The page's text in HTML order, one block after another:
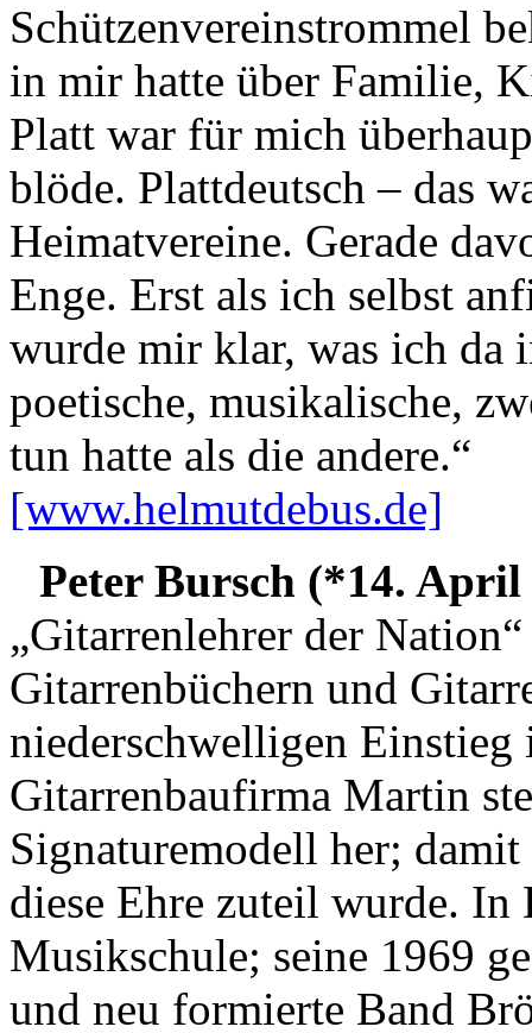
Schützenvereinstrommel
in mir hatte über Familie,
Platt war für mich
blöde. Plattdeutsch – das
Heimatvereine. Gerade
Enge. Erst als ich selbst
wurde mir klar, was ich da
poetische, musikalische,
tun hatte als die andere.“
[www.helmutdebus.de]
Peter Bursch (*14.
„Gitarrenlehrer der
Gitarrenbüchern und
niederschwelligen
Gitarrenbaufirma Martin
Signaturemodell her; damit
diese Ehre zuteil wurde. In
Musikschule; seine 1969
und neu formierte Band